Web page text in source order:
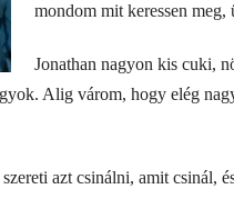
mondom mit keressen meg,
Jonathan nagyon kis cuki,
Alig várom, hogy elég
azt csinálni, amit csinál,